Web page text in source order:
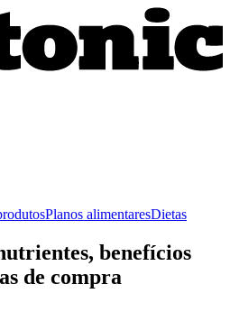
Planos alimentaresDietas
benefícios
de compra